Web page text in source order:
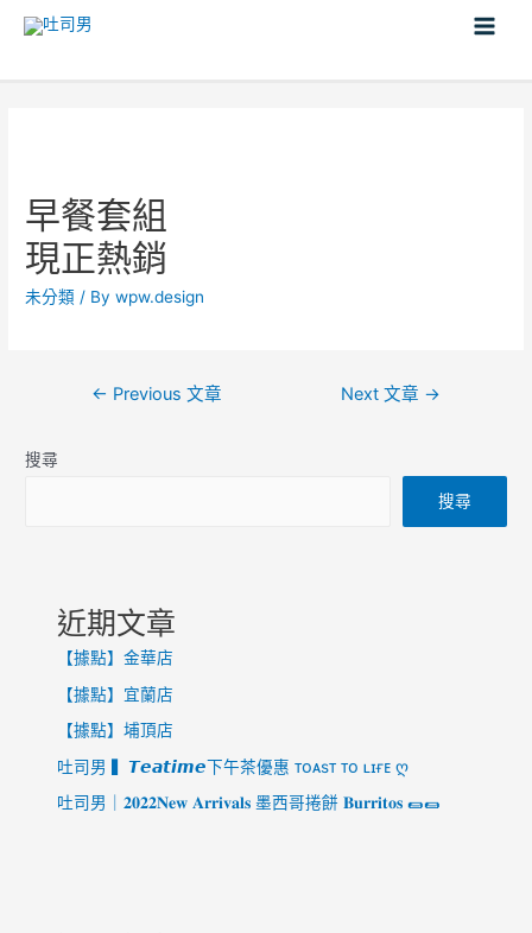
早餐套組
現正熱銷
未分類 / Bywpw.design
← Previous 文章 Next 文章 →
搜尋
搜尋
近期文章
【據點】金華店
【據點】宜蘭店
【據點】埔頂店
吐司男 ▍𝙏𝙚𝙖𝙩𝙞𝙢𝙚下午茶優惠 ᴛᴏᴀsᴛ ᴛᴏ ʟɪғᴇ ღ
吐司男｜𝟐𝟎𝟐𝟐𝐍𝐞𝐰 𝐀𝐫𝐫𝐢𝐯𝐚𝐥𝐬 墨西哥捲餅 𝐁𝐮𝐫𝐫𝐢𝐭𝐨𝐬 🌯🌯